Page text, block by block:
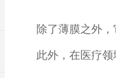
除了薄膜之外
此外，在医疗